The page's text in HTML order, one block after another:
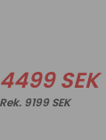
4499 SEK
9199 SEK